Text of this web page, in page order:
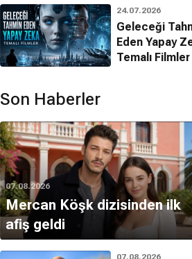
Bağla Beni
Bir Kadının Seks
Filmleri
24.07.2026
Geleceği
Eden Yapay
Temalı Filmler
Son Haberler
07.08.2026
Mercan Köşk dizisinden ilk
afiş geldi
07.08.2026